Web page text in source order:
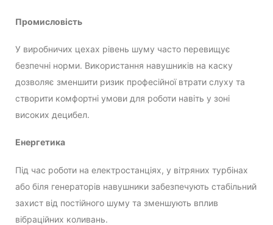
Промисловість
У виробничих цехах рівень шуму часто перевищує
безпечні норми. Використання навушників на каску
дозволяє зменшити ризик професійної втрати слуху та
створити комфортні умови для роботи навіть у зоні
високих децибел.
Енергетика
Під час роботи на електростанціях, у вітряних турбінах
або біля генераторів навушники забезпечують стабільний
захист від постійного шуму та зменшують вплив
вібраційних коливань.